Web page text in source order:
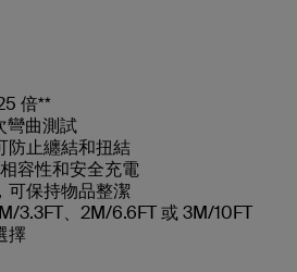
倍**
彎曲測試
防止纏結和扭結
容性和安全充電
可保持物品整潔
3.3FT、2M/6.6FT 或 3M/10FT
擇